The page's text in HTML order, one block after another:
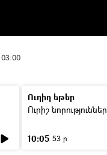
03:00
Ուղիղ եթեր
Ուրիշ նորություններ
10:05 53 ր